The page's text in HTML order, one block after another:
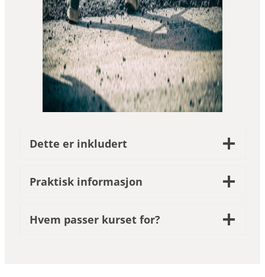
Dette er inkludert
Praktisk informasjon
Hvem passer kurset for?